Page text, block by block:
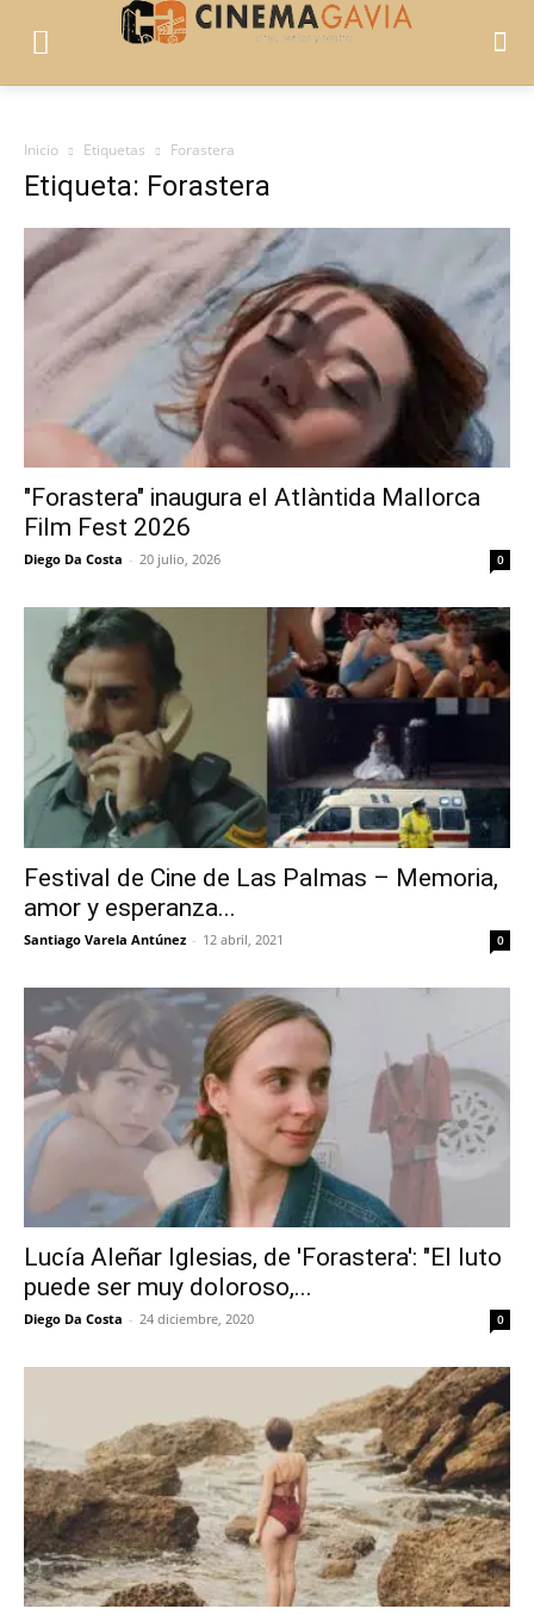
Inicio Etiquetas Forastera
Etiqueta: Forastera
"Forastera" inaugura el Atlàntida Mallorca
Film Fest 2026
Diego Da Costa - 20 julio, 2026 0
Festival de Cine de Las Palmas – Memoria,
amor y esperanza...
Santiago Varela Antúnez - 12 abril, 2021 0
Lucía Aleñar Iglesias, de 'Forastera': "El luto
puede ser muy doloroso,...
Diego Da Costa - 24 diciembre, 2020 0